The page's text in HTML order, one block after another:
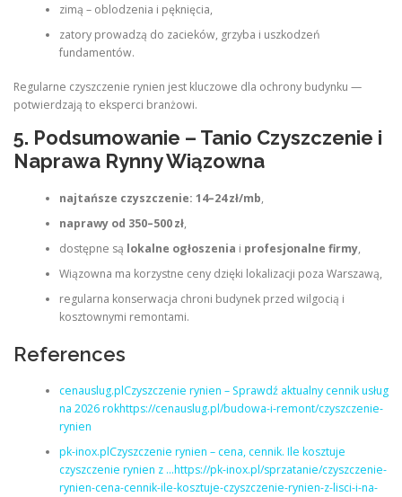
zimą – oblodzenia i pęknięcia,
zatory prowadzą do zacieków, grzyba i uszkodzeń
fundamentów.
Regularne czyszczenie rynien jest kluczowe dla ochrony budynku —
potwierdzają to eksperci branżowi.
5. Podsumowanie – Tanio Czyszczenie i
Naprawa Rynny Wiązowna
najtańsze czyszczenie: 14–24 zł/mb,
naprawy od 350–500 zł,
dostępne są lokalne ogłoszenia i profesjonalne firmy,
Wiązowna ma korzystne ceny dzięki lokalizacji poza Warszawą,
regularna konserwacja chroni budynek przed wilgocią i
kosztownymi remontami.
References
cenauslug.plCzyszczenie rynien – Sprawdź aktualny cennik usług
na 2026 rokhttps://cenauslug.pl/budowa-i-remont/czyszczenie-
rynien
pk-inox.plCzyszczenie rynien – cena, cennik. Ile kosztuje
czyszczenie rynien z …https://pk-inox.pl/sprzatanie/czyszczenie-
rynien-cena-cennik-ile-kosztuje-czyszczenie-rynien-z-lisci-i-na-